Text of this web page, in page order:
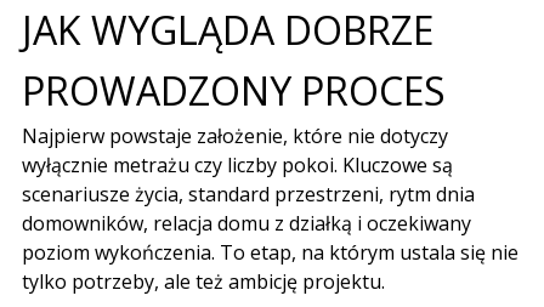
JAK WYGLĄDA DOBRZE
PROWADZONY PROCES
Najpierw powstaje założenie, które nie dotyczy
wyłącznie metrażu czy liczby pokoi. Kluczowe są
scenariusze życia, standard przestrzeni, rytm dnia
domowników, relacja domu z działką i oczekiwany
poziom wykończenia. To etap, na którym ustala się nie
tylko potrzeby, ale też ambicję projektu.